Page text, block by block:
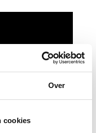
Over
cookies